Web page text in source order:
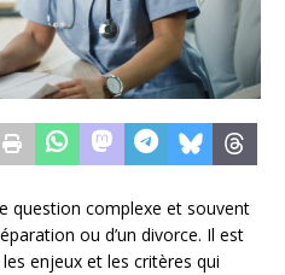
question complexe et souvent
ou d’un divorce. Il est
enjeux et les critères qui